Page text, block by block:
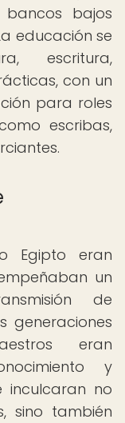
bajos
educación se
escritura,
con un
para roles
escribas,
Egipto eran
un
de
generaciones
eran
y
inculcaran no
sino también